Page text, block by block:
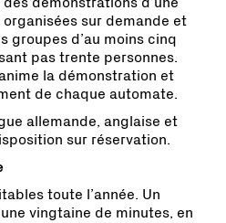
organisées sur demande et
groupes d’au moins cinq
pas trente personnes.
la démonstration et
de chaque automate.
allemande, anglaise et
sur réservation.
toute l’année. Un
vingtaine de minutes, en